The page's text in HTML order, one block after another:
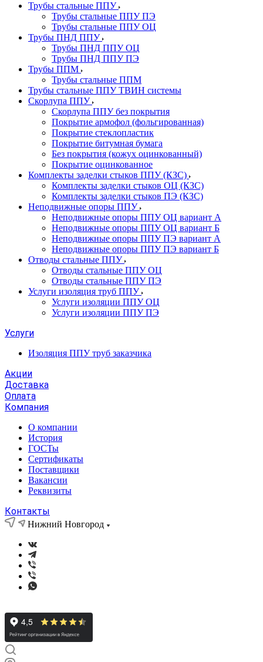
Трубы стальные ППУ
Трубы стальные ППУ ПЭ
Трубы стальные ППУ ОЦ
Трубы ПНД ППУ
Трубы ПНД ППУ ОЦ
Трубы ПНД ППУ ПЭ
Трубы ППМ
Трубы стальные ППМ
Трубы стальные ППУ ТВИН системы
Скорлупа ППУ
Скорлупа ППУ без покрытия
Покрытие армофол (фольгированная)
Покрытие стеклопластик
Покрытие битумная бумага
Без покрытия (кожух оцинкованный)
Покрытие оцинкованное
Комплекты заделки стыков ППУ (КЗС)
Комплекты заделки стыков ОЦ (КЗС)
Комплекты заделки стыков ПЭ (КЗС)
Неподвижные опоры ППУ
Неподвижные опоры ППУ ОЦ вариант А
Неподвижные опоры ППУ ОЦ вариант Б
Неподвижные опоры ППУ ПЭ вариант А
Неподвижные опоры ППУ ПЭ вариант Б
Отводы стальные ППУ
Отводы стальные ППУ ОЦ
Отводы стальные ППУ ПЭ
Услуги изоляция труб ППУ
Услуги изоляции ППУ ОЦ
Услуги изоляции ППУ ПЭ
Услуги
Изоляция ППУ труб заказчика
Акции
Доставка
Оплата
Компания
О компании
История
ГОСТы
Сертификаты
Поставщики
Вакансии
Реквизиты
Контакты
Нижний Новгород